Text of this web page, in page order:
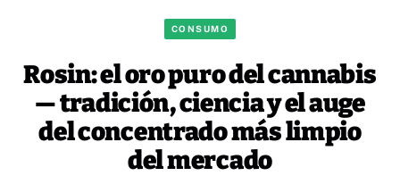
CONSUMO
Rosin: el oro puro del cannabis
— tradición, ciencia y el auge
del concentrado más limpio
del mercado